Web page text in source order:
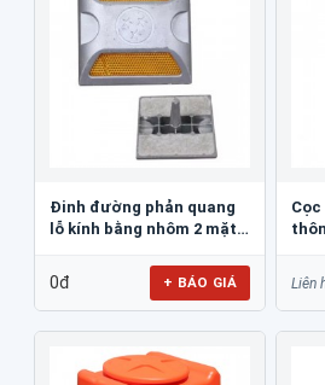
Đinh đường phản quang
lỗ kính bằng nhôm 2 mặt
0đ + BÁO GIÁ Liên